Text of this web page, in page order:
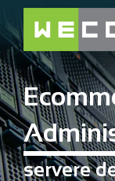
servere